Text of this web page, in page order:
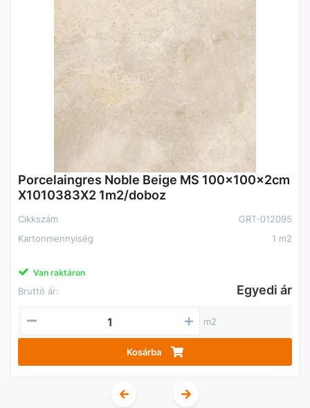
Porcelaingres Noble Beige MS 100x100x2cm
X1010383X2 1m2/doboz
Cikkszám
GRT-012095
Kartonmennyiség
1 m2
Van raktáron
Bruttó ár: Egyedi ár
m2
Kosárba